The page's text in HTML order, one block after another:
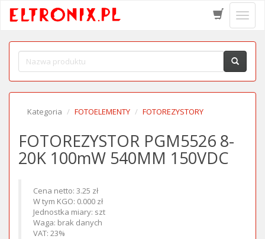
menu
Kategoria FOTOELEMENTY FOTOREZYSTORY
FOTOREZYSTOR PGM5526 8-
20K 100mW 540MM 150VDC
Cena netto: 3.25 zł
W tym KGO: 0.000 zł
Jednostka miary: szt
Waga: brak danych
VAT: 23%